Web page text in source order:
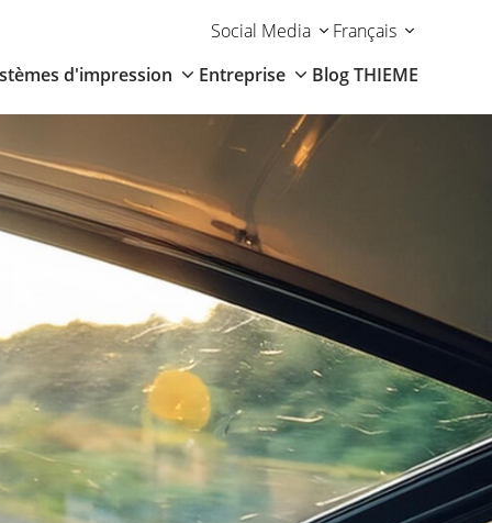
d'impression Entreprise Blog THIEME
Français
Social Media